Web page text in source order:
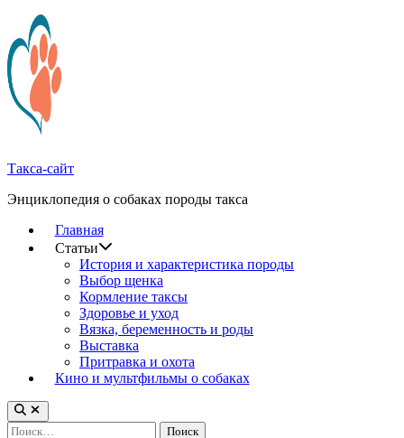
Перейти
содержимому
Такса-сайт
Энциклопедия о собаках породы такса
Главная
Статьи
История и характеристика породы
Выбор щенка
Кормление таксы
Здоровье и уход
Вязка, беременность и роды
Выставка
Притравка и охота
Кино и мультфильмы о собаках
Открыть
поиск
Найти: